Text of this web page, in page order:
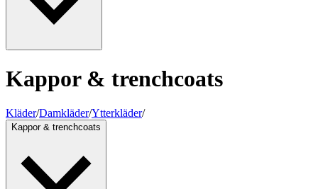
Kappor & trenchcoats
Kläder/Damkläder/Ytterkläder/
Kappor & trenchcoats